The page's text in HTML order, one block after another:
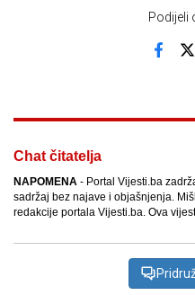
Podijeli
Chat čitatelja
NAPOMENA - Portal Vijesti.ba
sadržaj bez najave i objašnjenja.
redakcije portala Vijesti.ba. Ova